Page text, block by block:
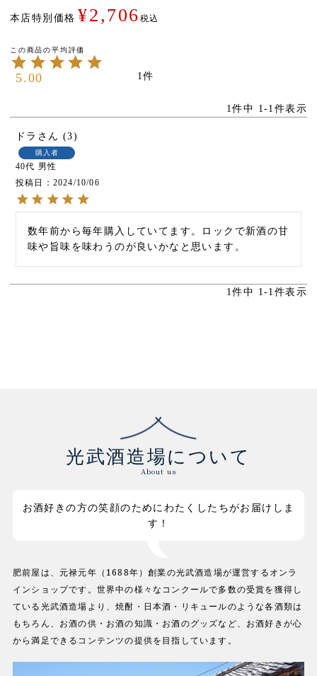
本店特別価格 ¥2,706税込
5.00 1
1件中 1 -1 件表示
ドラ 3
購入者
40代 男性
投稿日
2024/10/06
数年前から毎年購入していてます。ロックで新酒の甘
味や旨味を味わうのが良いかなと思います。
1件中 1 -1 件表示
光武酒造場について
About us
お酒好きの方の笑顔のためにわたくしたちがお届けしま
す！
肥前屋は、元禄元年（1688年）創業の光武酒造場が運営するオンラ
インショップです。世界中の様々なコンクールで多数の受賞を獲得し
ている光武酒造場より、焼酎・日本酒・リキュールのような各酒類は
もちろん、お酒の供・お酒の知識・お酒のグッズなど、お酒好きが心
から満足できるコンテンツの提供を目指しています。